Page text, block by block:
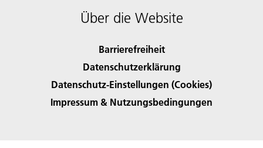
Über die Website
Barrierefreiheit
Datenschutzerklärung
Datenschutz-Einstellungen (Cookies)
Impressum & Nutzungsbedingungen